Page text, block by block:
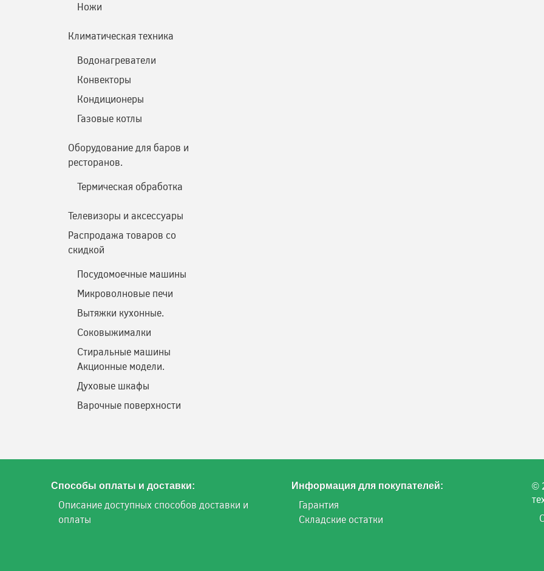
Ножи
Климатическая техника
Водонагреватели
Конвекторы
Кондиционеры
Газовые котлы
Оборудование для баров и
ресторанов.
Термическая обработка
Телевизоры и аксессуары
Распродажа товаров со
скидкой
Посудомоечные машины
Микроволновые печи
Вытяжки кухонные.
Соковыжималки
Стиральные машины
Акционные модели.
Духовые шкафы
Варочные поверхности
Способы оплаты и доставки:
Описание доступных способов доставки и
оплаты
Информация для покупателей:
Гарантия
Складские остатки
©